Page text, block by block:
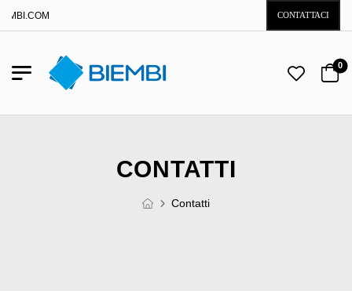
CONTATTACI
0
CONTATTI
Contatti